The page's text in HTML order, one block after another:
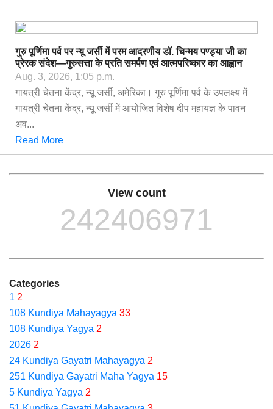
गुरु पूर्णिमा पर्व पर न्यू जर्सी में परम आदरणीय डॉ. चिन्मय पण्ड्या जी का
प्रेरक संदेश—गुरुसत्ता के प्रति समर्पण एवं आत्मपरिष्कार का आह्वान
Aug. 3, 2026, 1:05 p.m.
गायत्री चेतना केंद्र, न्यू जर्सी, अमेरिका। गुरु पूर्णिमा पर्व के उपलक्ष्य में
गायत्री चेतना केंद्र, न्यू जर्सी में आयोजित विशेष दीप महायज्ञ के पावन
अव...
Read More
View count
242406971
Categories
1 2
108 Kundiya Mahayagya 33
108 Kundiya Yagya 2
2026 2
24 Kundiya Gayatri Mahayagya 2
251 Kundiya Gayatri Maha Yagya 15
5 Kundiya Yagya 2